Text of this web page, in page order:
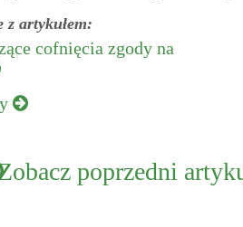
z artykułem:
cofnięcia zgody na
poprzedni